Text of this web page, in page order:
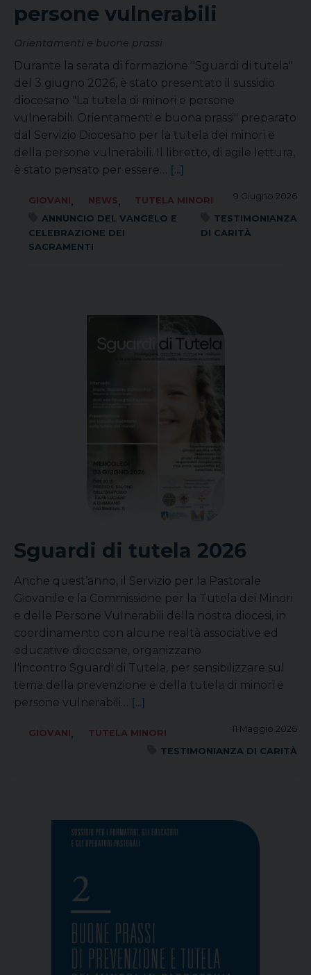
persone vulnerabili
Orientamenti e buone prassi
Durante la serata di formazione "Sguardi di tutela"
del 3 giugno 2026, è stato presentato il sussidio
diocesano "La tutela di minori e persone
vulnerabili. Orientamenti e buona prassi" preparato
dal Servizio Diocesano per la tutela dei minori e
della persone vulnerabili. Il libretto, di agile lettura,
è stato pensato per essere… [...]
9 Giugno 2026
GIOVANI, NEWS,
TUTELA MINORI
ANNUNCIO DEL VANGELO E
CELEBRAZIONE DEI
SACRAMENTI
TESTIMONIANZA
DI CARITÀ
Sguardi di tutela 2026
Anche quest’anno, il Servizio per la Pastorale
Giovanile e la Commissione per la Tutela dei Minori
e delle Persone Vulnerabili della nostra diocesi, in
coordinamento con alcune realtà associative ed
educative diocesane, organizzano
l'incontro Sguardi di Tutela, per sensibilizzare sul
tema della prevenzione e della tutela di minori e
persone vulnerabili… [...]
11 Maggio 2026
GIOVANI,
TUTELA MINORI
TESTIMONIANZA DI CARITÀ